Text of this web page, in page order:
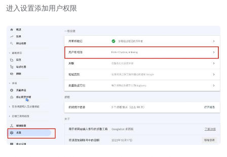
进入设置添加用户权限